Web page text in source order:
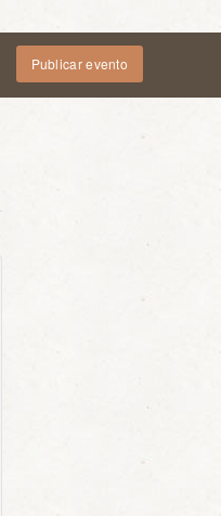
Publicar evento